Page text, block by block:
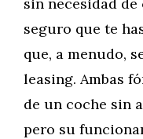
seguro que te
que, a menudo,
leasing. Ambas
de un coche sin
pero su